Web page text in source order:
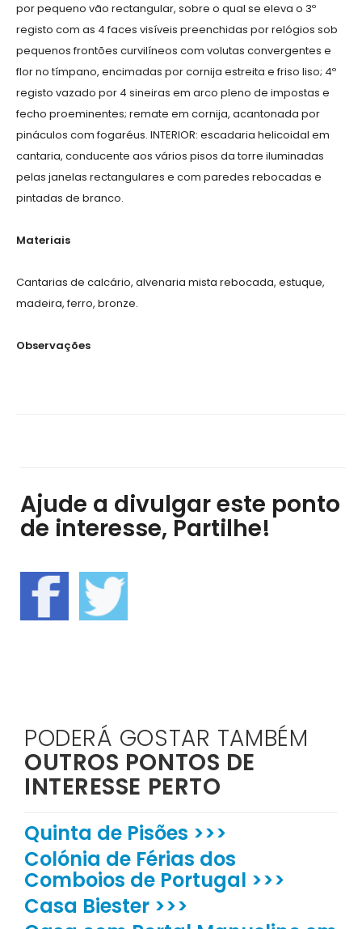
por pequeno vão rectangular, sobre o qual se eleva o 3º
registo com as 4 faces visíveis preenchidas por relógios sob
pequenos frontões curvilíneos com volutas convergentes e
flor no tímpano, encimadas por cornija estreita e friso liso; 4º
registo vazado por 4 sineiras em arco pleno de impostas e
fecho proeminentes; remate em cornija, acantonada por
pináculos com fogaréus. INTERIOR: escadaria helicoidal em
cantaria, conducente aos vários pisos da torre iluminadas
pelas janelas rectangulares e com paredes rebocadas e
pintadas de branco.
Materiais
Cantarias de calcário, alvenaria mista rebocada, estuque,
madeira, ferro, bronze.
Observações
Ajude a divulgar este ponto
de interesse, Partilhe!
PODERÁ GOSTAR TAMBÉM
OUTROS PONTOS DE
INTERESSE PERTO
Quinta de Pisões >>>
Colónia de Férias dos
Comboios de Portugal >>>
Casa Biester >>>